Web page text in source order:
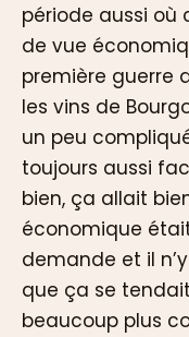
période aussi où
de vue
première guerre
les vins de
un peu
toujours aussi
bien, ça allait
économique
demande et il
que ça se
beaucoup plus